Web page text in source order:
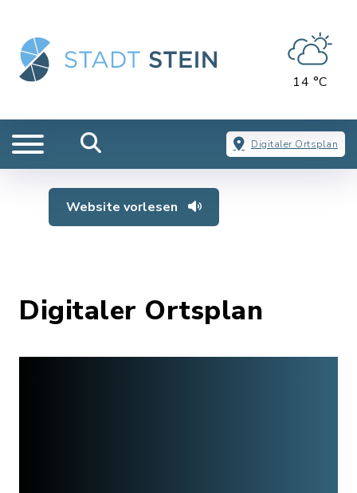
14 °C
Digitaler Ortsplan
Website vorlesen
Digitaler Ortsplan